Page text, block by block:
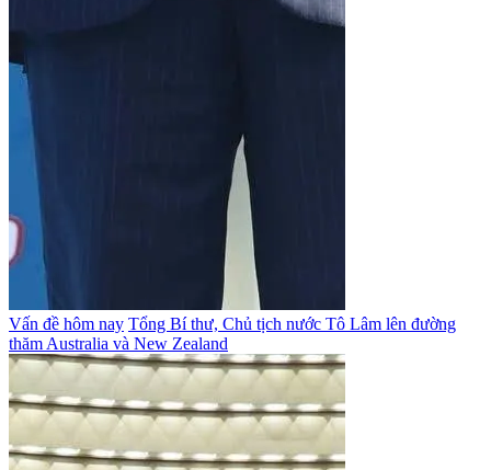
Vấn đề hôm nay Tổng Bí thư, Chủ tịch nước Tô Lâm lên đường
thăm Australia và New Zealand